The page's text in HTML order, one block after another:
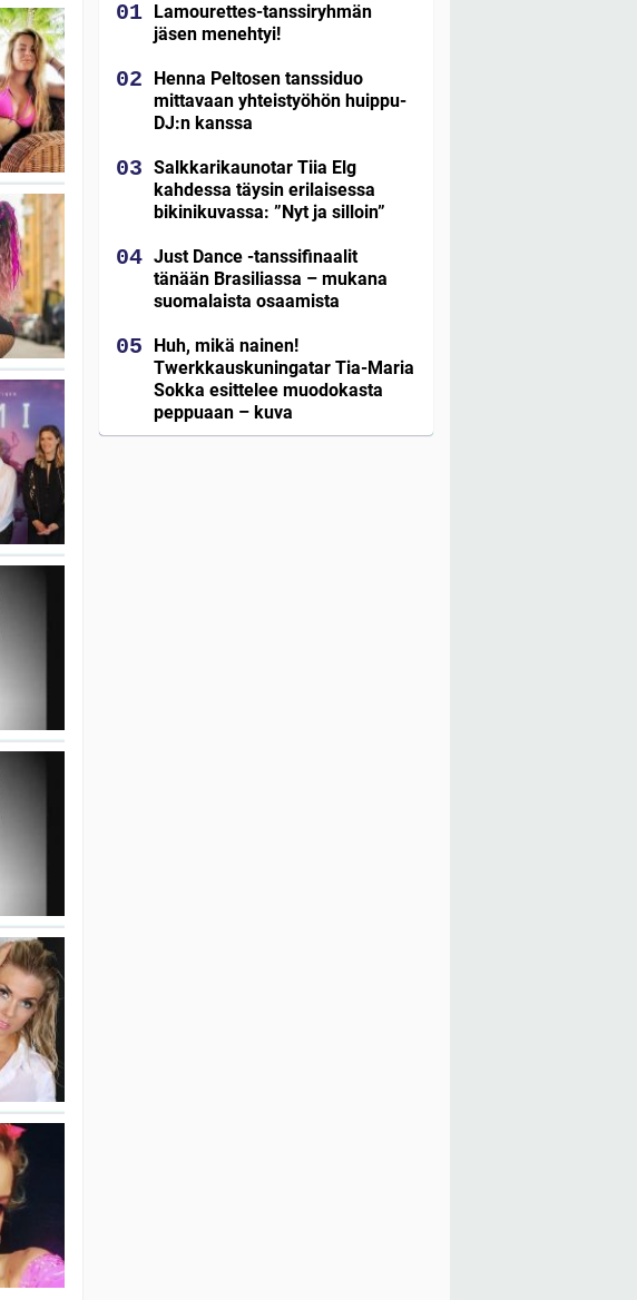
Lamourettes-tanssiryhmän
jäsen menehtyi!
Henna Peltosen tanssiduo
mittavaan yhteistyöhön huippu-
DJ:n kanssa
Salkkarikaunotar Tiia Elg
kahdessa täysin erilaisessa
bikinikuvassa: ”Nyt ja silloin”
Just Dance -tanssifinaalit
tänään Brasiliassa – mukana
suomalaista osaamista
Huh, mikä nainen!
Twerkkauskuningatar Tia-Maria
Sokka esittelee muodokasta
peppuaan – kuva